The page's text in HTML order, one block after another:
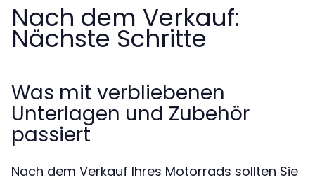
Nach dem Verkauf:
Nächste Schritte
Was mit verbliebenen
Unterlagen und Zubehör
passiert
Nach dem Verkauf Ihres Motorrads sollten Sie